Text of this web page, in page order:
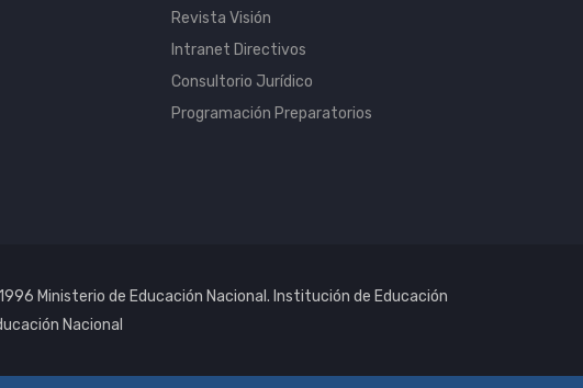
Revista Visión
Intranet Directivos
Consultorio Jurídico
Programación Preparatorios
Ministerio de Educación Nacional. Institución de Educación
Nacional